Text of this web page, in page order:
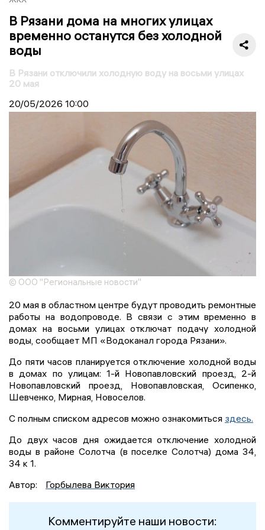
В Рязани дома на многих улицах
временно останутся без холодной
воды
В Рязани отключили холодную воду на восьми улицах
20 мая
20/05/2026 10:00
© ООО "Региональные новости"
20 мая в областном центре будут проводить ремонтные
работы на водопроводе. В связи с этим временно в
домах на восьми улицах отключат подачу холодной
воды, сообщает МП «Водоканал города Рязани».
До пяти часов планируется отключение холодной воды
в домах по улицам: 1-й Новопавловский проезд, 2-й
Новопавловский проезд, Новопавловская, Осипенко,
Шевченко, Мирная, Новоселов.
С полным списком адресов можно ознакомиться здесь.
До двух часов дня ожидается отключение холодной
воды в районе Солотча (в поселке Солотча) дома 34,
34 к 1.
Автор:
Горбылева Виктория
Комментируйте наши новости: